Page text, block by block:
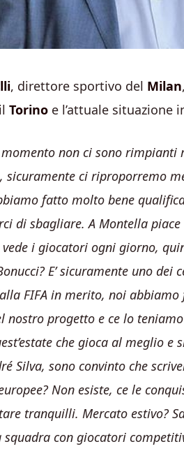
, direttore sportivo del Milan
Torino e l’attuale situazione
momento non ci sono
sicuramente ci riproporremo
fatto molto bene
di sbagliare. A Montella
i giocatori ogni giorno,
E’ sicuramente uno
FIFA in merito, noi
nostro progetto e ce lo
che gioca al meglio
Silva, sono convinto che
Non esiste, ce le
tranquilli. Mercato estivo?
con giocatori